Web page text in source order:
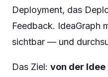
Deployment, das
Feedback. IdeaGraph
sichtbar — und
Das Ziel: von der